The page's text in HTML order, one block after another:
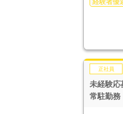
正社員
未経験
常駐勤務